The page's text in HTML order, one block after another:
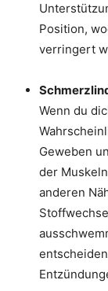
Position,
verringert
Wenn du
Geweben
der
anderen